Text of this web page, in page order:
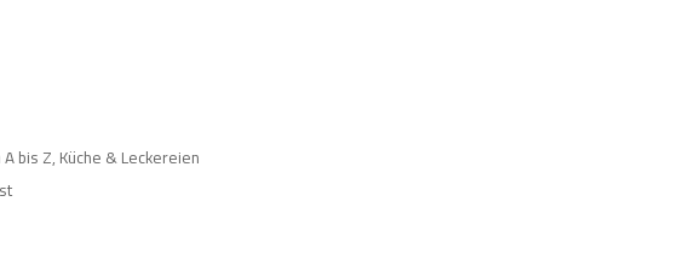
bis Z, Küche & Leckereien